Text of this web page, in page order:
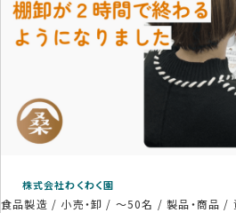
株式会社わくわく園
食品製造 / 小売・卸/ ～50名 /製品・商品 /